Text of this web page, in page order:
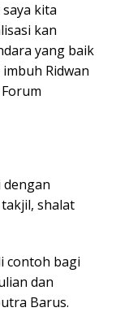
kita
kan
yang baik
Ridwan
shalat
contoh bagi
dan
Barus.